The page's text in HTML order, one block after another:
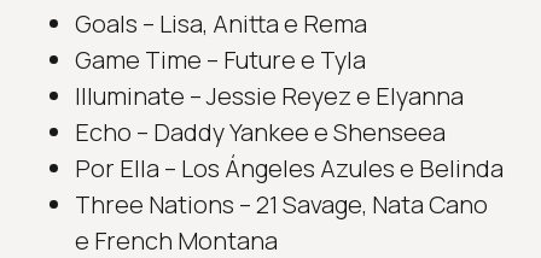
Goals – Lisa, Anitta e Rema
Game Time – Future e Tyla
Illuminate – Jessie Reyez e Elyanna
Echo – Daddy Yankee e Shenseea
Por Ella – Los Ángeles Azules e Belinda
Three Nations – 21 Savage, Nata Cano
e French Montana